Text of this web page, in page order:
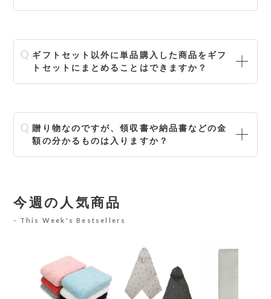
ギフトセット以外に単品購入した商品をギフ
トセットにまとめることはできますか？
贈り物なのですが、領収書や納品書などの金
額の分かるものは入りますか？
今週の人気商品
This Week's Bestsellers